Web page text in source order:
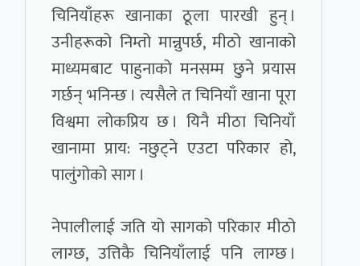
चिनियाँहरू खानाका ठूला पारखी हुन् ।
उनीहरूको निम्तो मान्नुपर्छ, मीठो खानाको
माध्यमबाट पाहुनाको मनसम्म छुने प्रयास
गर्छन् भनिन्छ । त्यसैले त चिनियाँ खाना पूरा
विश्वमा लोकप्रिय छ । यिनै मीठा चिनियाँ
खानामा प्राय: नछुट्ने एउटा परिकार हो,
पालुंगोको साग ।
नेपालीलाई जति यो सागको परिकार मीठो
लाग्छ, उत्तिकै चिनियाँलाई पनि लाग्छ ।